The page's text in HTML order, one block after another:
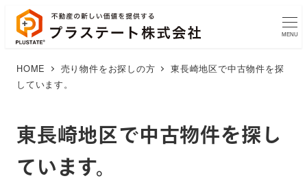
MENU
HOME 売り物件をお探しの方
東長崎地区で中古物件を探
しています。
東長崎地区で中古物件を探し
ています。